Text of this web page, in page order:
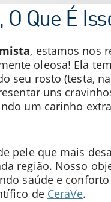
Que É
, estamos nos
oleosa! Ela
seu rosto (testa,
uns
um carinho
pele que mais
região. Nosso
saúde e
de CeraVe.